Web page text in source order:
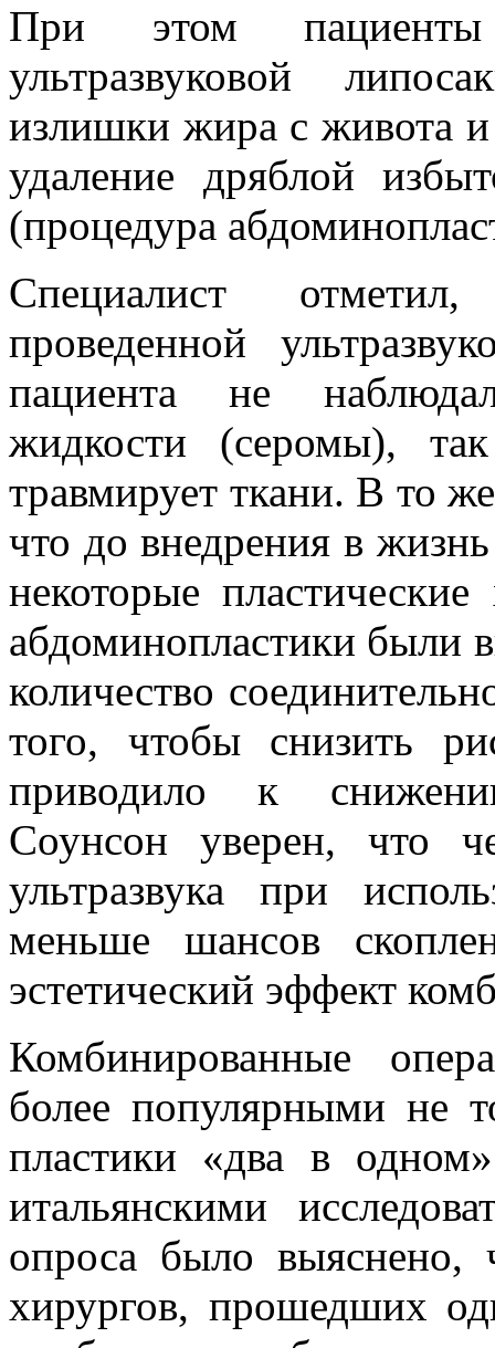
При этом пациенты
ультразвуковой
излишки жира с живота и
удаление дряблой
(процедура
Специалист
проведенной
пациента не
жидкости (серомы),
травмирует ткани. В то
что до внедрения в
некоторые
абдоминопластики были
количество
того, чтобы снизить
приводило к
Соунсон уверен, что
ультразвука при
меньше шансов
эстетический эффект
Комбинированные
более популярными не
пластики «два в
итальянскими
опроса было выяснено,
хирургов, прошедших